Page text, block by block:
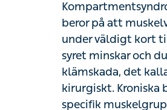
att muskelvolymen i
tid. Detta leder till att
Tillståndet kan
belastning eller
avlastning,